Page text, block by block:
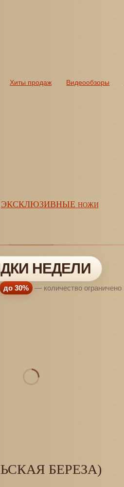
Хиты продаж Видеообзоры
ЭКСКЛЮЗИВНЫЕ НОЖИ
НЕДЕЛИ
до 30% — количество ограничено
БЕРЕЗА)